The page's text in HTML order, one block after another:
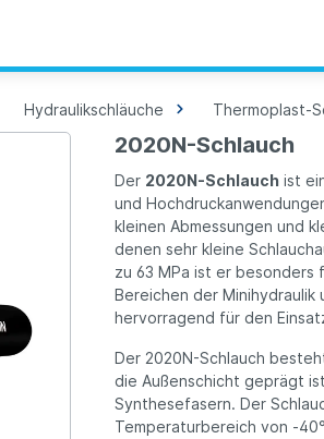
Hydraulikschläuche Thermoplast-
2020N-Schlauch
Der 2020N-Schlauch ist
und
kleinen Abmessungen und
denen sehr kleine
zu 63 MPa ist er
Bereichen der
hervorragend für den
Der 2020N-Schlauch
die Außenschicht geprägt
Synthesefasern. Der
Temperaturbereich von -